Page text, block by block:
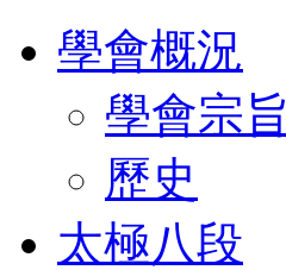
學會概況
學會宗旨
歷史
太極八段